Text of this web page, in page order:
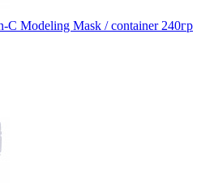
Modeling Mask / container 240гр